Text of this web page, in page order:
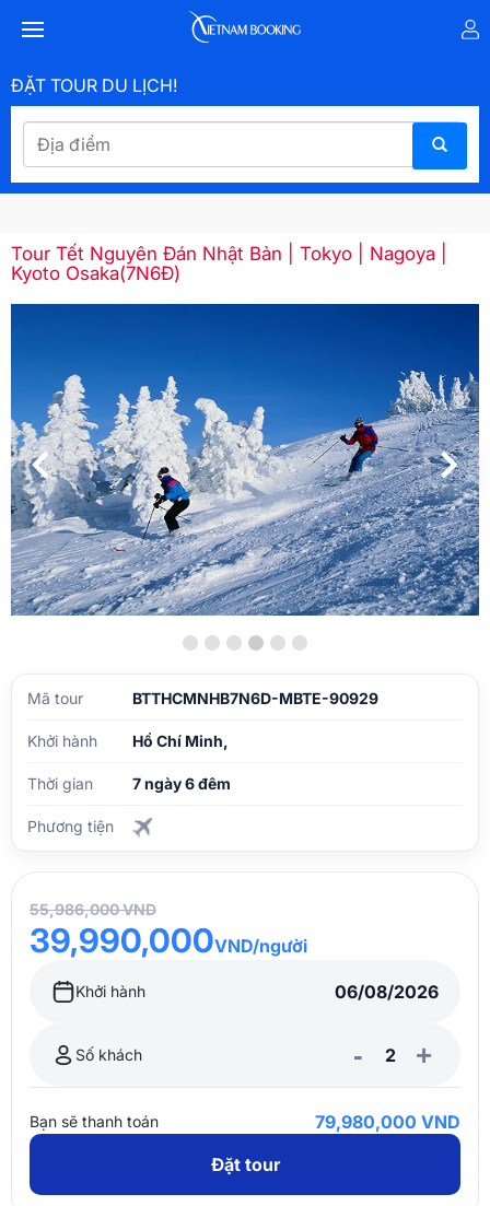
ĐẶT TOUR DU LỊCH!
Tour Tết Nguyên Đán Nhật Bản | Tokyo | Nagoya |
Kyoto Osaka(7N6Đ)
Mã tour BTTHCMNHB7N6D-MBTE-90929
Khởi hành Hồ Chí Minh,
Thời gian 7 ngày 6 đêm
Phương tiện
55,986,000 VND
39,990,000VND/người
Khởi hành
Số khách - +
Bạn sẽ thanh toán
79,980,000 VND
Đặt tour